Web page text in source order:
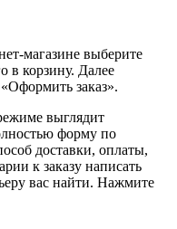
магазине выберите
в корзину. Далее
заказ».
выглядит
форму по
доставки, оплаты,
к заказу написать
вас найти. Нажмите